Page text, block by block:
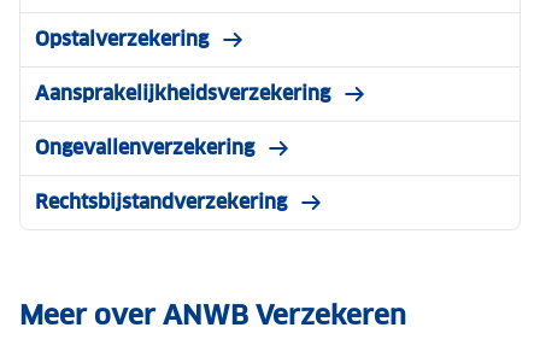
Opstalverzekering
Aansprakelijkheidsverzekering
Ongevallenverzekering
Rechtsbijstandverzekering
Meer over ANWB Verzekeren